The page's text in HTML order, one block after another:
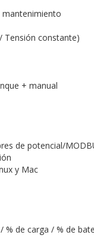
mantenimiento
Tensión constante)
+ manual
de potencial/
y Mac
% de carga / % de